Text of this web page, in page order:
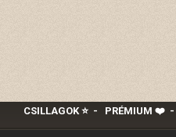
CSILLAGOK ⭐- PRÉMIUM ❤️‍-